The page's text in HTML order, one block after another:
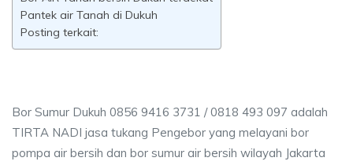
Pantek air Tanah di Dukuh
Posting terkait:
Bor Sumur Dukuh 0856 9416 3731 / 0818 493 097 adalah
TIRTA NADI jasa tukang Pengebor yang melayani bor
pompa air bersih dan bor sumur air bersih wilayah Jakarta